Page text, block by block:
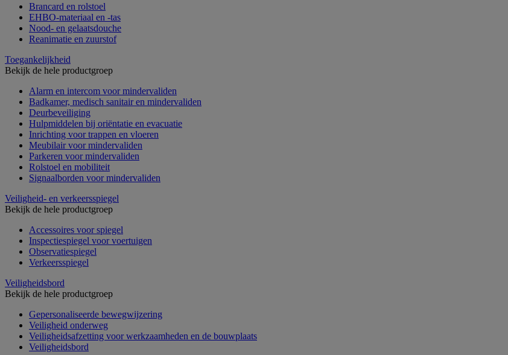
Brancard en rolstoel
EHBO-materiaal en -tas
Nood- en gelaatsdouche
Reanimatie en zuurstof
Toegankelijkheid
Bekijk de hele productgroep
Alarm en intercom voor mindervaliden
Badkamer, medisch sanitair en mindervaliden
Deurbeveiliging
Hulpmiddelen bij oriëntatie en evacuatie
Inrichting voor trappen en vloeren
Meubilair voor mindervaliden
Parkeren voor mindervaliden
Rolstoel en mobiliteit
Signaalborden voor mindervaliden
Veiligheid- en verkeersspiegel
Bekijk de hele productgroep
Accessoires voor spiegel
Inspectiespiegel voor voertuigen
Observatiespiegel
Verkeersspiegel
Veiligheidsbord
Bekijk de hele productgroep
Gepersonaliseerde bewegwijzering
Veiligheid onderweg
Veiligheidsafzetting voor werkzaamheden en de bouwplaats
Veiligheidsbord